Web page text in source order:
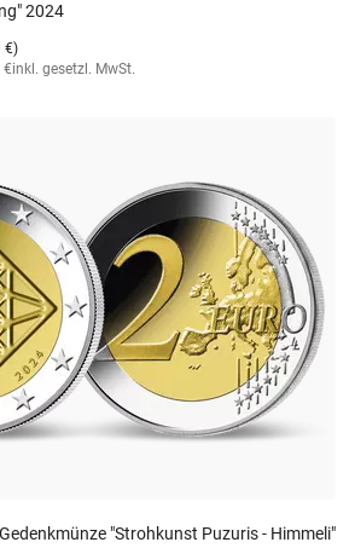
2024
€)
€inkl. gesetzl. MwSt.
"Strohkunst Puzuris - Himmeli"